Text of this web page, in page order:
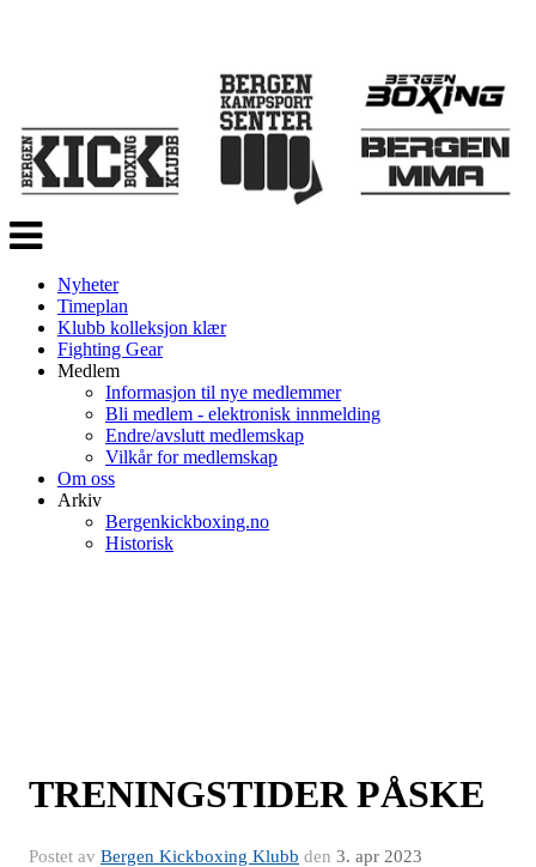
Veksle
navigasjon
Nyheter
Timeplan
Klubb kolleksjon klær
Fighting Gear
Medlem
Informasjon til nye medlemmer
Bli medlem - elektronisk innmelding
Endre/avslutt medlemskap
Vilkår for medlemskap
Om oss
Arkiv
Bergenkickboxing.no
Historisk
TRENINGSTIDER PÅSKE
Postet av Bergen Kickboxing Klubb den 3. apr 2023